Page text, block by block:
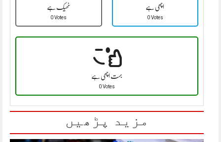
ٹھیک ہے
0 Votes
اچھی ہے
0 Votes
بہت اچھی ہے
0 Votes
مزید پڑھیں